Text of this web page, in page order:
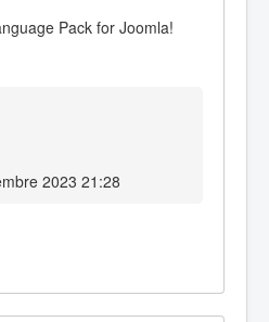
Pack for Joomla!
2023 21:28